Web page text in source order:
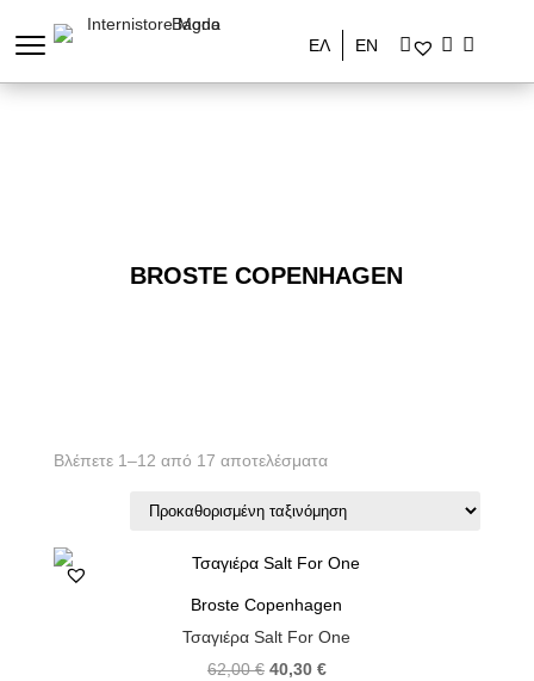
ΕΛ ΕΝ
BROSTE COPENHAGEN
Βλέπετε 1–12 από 17 αποτελέσματα
Broste Copenhagen
Τσαγιέρα Salt For One
62,00€ 40,30 €